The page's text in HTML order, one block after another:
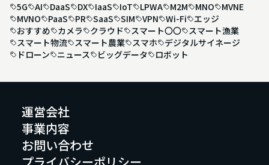
5G AI DaaS DX IaaS IoT LPWA M2M MNO
MVNE
MVNO
PaaS PR SaaS SIM VPN Wi-Fi
エッジ
おすすめ
カメラ クラウド スマート〇〇
スマート漁業
スマート物流
スマート農業 スマホ
デジタルサイネージ
ドローン
ニュース ビッグデータ ロボット
運営会社
事業内容
お問い合わせ